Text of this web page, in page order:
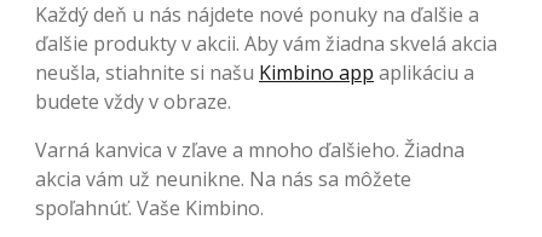
Každý deň u nás nájdete nové ponuky na ďalšie a
ďalšie produkty v akcii. Aby vám žiadna skvelá akcia
neušla, stiahnite si našu Kimbino app aplikáciu a
budete vždy v obraze.
Varná kanvica v zľave a mnoho ďalšieho. Žiadna
akcia vám už neunikne. Na nás sa môžete
spoľahnúť. Vaše Kimbino.